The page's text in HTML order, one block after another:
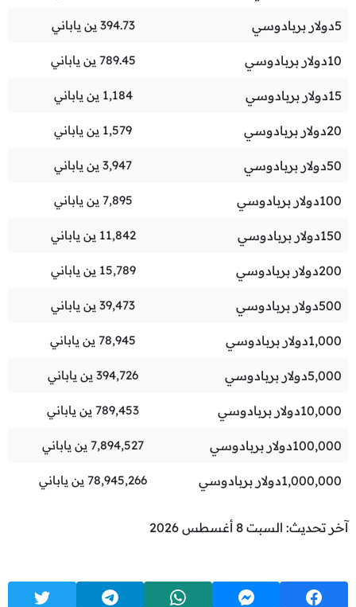
5دولار بربادوسي 394.73 ين ياباني
10دولار بربادوسي 789.45 ين ياباني
15دولار بربادوسي 1,184 ين ياباني
20دولار بربادوسي 1,579 ين ياباني
50دولار بربادوسي 3,947 ين ياباني
100دولار بربادوسي 7,895 ين ياباني
150دولار بربادوسي 11,842 ين ياباني
200دولار بربادوسي 15,789 ين ياباني
500دولار بربادوسي 39,473 ين ياباني
1,000دولار بربادوسي 78,945 ين ياباني
5,000دولار بربادوسي 394,726 ين ياباني
10,000دولار بربادوسي 789,453 ين ياباني
100,000دولار بربادوسي 7,894,527 ين ياباني
1,000,000دولار بربادوسي 78,945,266 ين ياباني
آخر تحديث: السبت 8 أغسطس 2026